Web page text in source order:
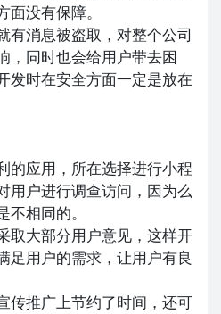
面没有保障。
有消息被盗取，对整个公司
，同时也会给用户带去困
发时在安全方面一定是放在
的应用，所在选择进行小程
用户进行调查访问，因为么
不相同的。
取大部分用户意见，这样开
足用户的需求，让用户有良
传推广上节约了时间，还可